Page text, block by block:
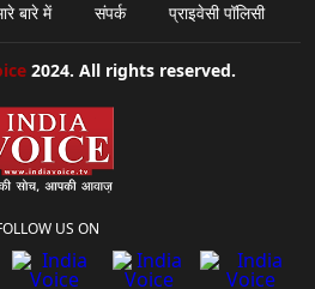
बारे में संपर्क प्राइवेसी पॉलिसी
2024. All rights reserved.
US ON